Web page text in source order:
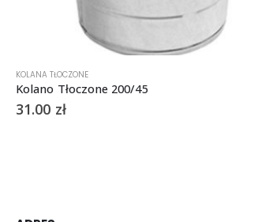
KOLANA TŁOCZONE
Kolano Tłoczone 200/45
31.00 zł